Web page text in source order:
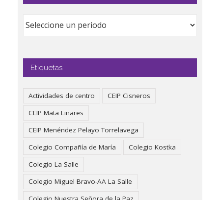
Etiquetas
Actividades de centro
CEIP Cisneros
CEIP Mata Linares
CEIP Menéndez Pelayo Torrelavega
Colegio Compañía de María
Colegio Kostka
Colegio La Salle
Colegio Miguel Bravo-AA La Salle